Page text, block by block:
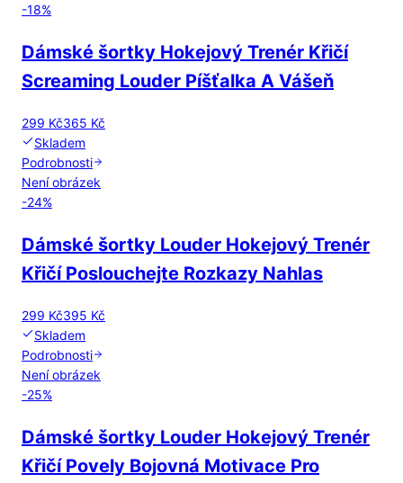
-18%
Dámské šortky Hokejový Trenér Křičí
Screaming Louder Píšťalka A Vášeň
299 Kč365 Kč
Skladem
Podrobnosti
Není obrázek
-24%
Dámské šortky Louder Hokejový Trenér
Křičí Poslouchejte Rozkazy Nahlas
299 Kč395 Kč
Skladem
Podrobnosti
Není obrázek
-25%
Dámské šortky Louder Hokejový Trenér
Křičí Povely Bojovná Motivace Pro